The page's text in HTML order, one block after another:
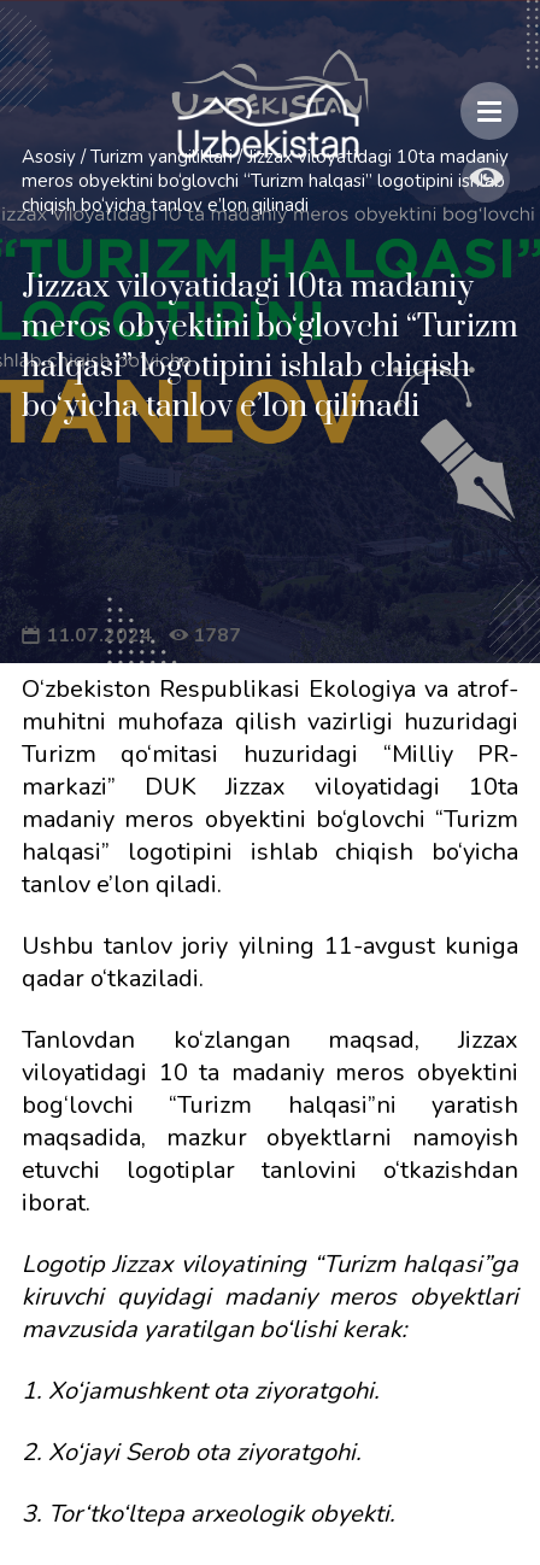
Xavfsizlik va O'zbekiston bo'ylab sayohatlarning o'ziga xos jihatlari
Asosiy / Turizm yangiliklari / Jizzax viloyatidagi 10ta madaniy
meros obyektini bo‘glovchi “Turizm halqasi” logotipini ishlab
chiqish bo‘yicha tanlov e’lon qilinadi
Jizzax viloyatidagi 10ta madaniy
meros obyektini bo‘glovchi “Turizm
halqasi” logotipini ishlab chiqish
bo‘yicha tanlov e’lon qilinadi
11.07.2024 1787
O‘zbekiston Respublikasi Ekologiya va atrof-
muhitni muhofaza qilish vazirligi huzuridagi
Turizm qo‘mitasi huzuridagi “Milliy PR-
markazi” DUK Jizzax viloyatidagi 10ta
madaniy meros obyektini bo‘glovchi “Turizm
halqasi” logotipini ishlab chiqish bo‘yicha
tanlov e’lon qiladi.
Ushbu tanlov joriy yilning 11-avgust kuniga
qadar o‘tkaziladi.
Tanlovdan ko‘zlangan maqsad, Jizzax
viloyatidagi 10 ta madaniy meros obyektini
bog‘lovchi “Turizm halqasi”ni yaratish
maqsadida, mazkur obyektlarni namoyish
etuvchi logotiplar tanlovini o‘tkazishdan
iborat.
Logotip Jizzax viloyatining “Turizm halqasi”ga
kiruvchi quyidagi madaniy meros obyektlari
mavzusida yaratilgan bo‘lishi kerak:
1. Xo‘jamushkent ota ziyoratgohi.
2. Xo‘jayi Serob ota ziyoratgohi.
3. Tor‘tko‘ltepa arxeologik obyekti.